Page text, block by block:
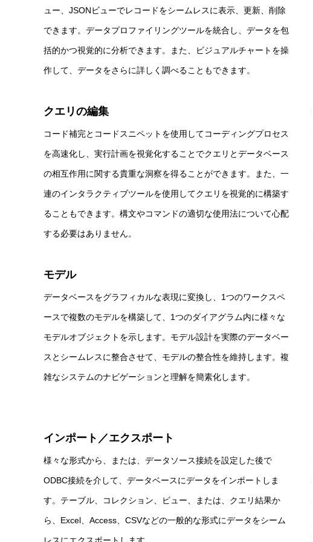
ュー、JSONビューでレコードをシームレスに表示、更新、削除
できます。データプロファイリングツールを統合し、データを包
括的かつ視覚的に分析できます。また、ビジュアルチャートを操
作して、データをさらに詳しく調べることもできます。
クエリの編集
コード補完とコードスニペットを使用してコーディングプロセス
を高速化し、実行計画を視覚化することでクエリとデータベース
の相互作用に関する貴重な洞察を得ることができます。また、一
連のインタラクティブツールを使用してクエリを視覚的に構築す
ることもできます。構文やコマンドの適切な使用法について心配
する必要はありません。
モデル
データベースをグラフィカルな表現に変換し、1つのワークスペ
ースで複数のモデルを構築して、1つのダイアグラム内に様々な
モデルオブジェクトを示します。モデル設計を実際のデータベー
スとシームレスに整合させて、モデルの整合性を維持します。複
雑なシステムのナビゲーションと理解を簡素化します。
インポート／エクスポート
様々な形式から、または、データソース接続を設定した後で
ODBC接続を介して、データベースにデータをインポートしま
す。テーブル、コレクション、ビュー、または、クエリ結果か
ら、Excel、Access、CSVなどの一般的な形式にデータをシーム
レスにエクスポートします。